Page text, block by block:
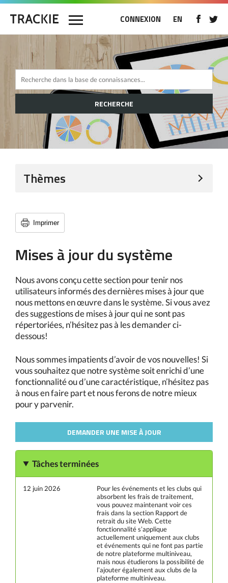
CONNEXION EN
RECHERCHE
Thèmes
Imprimer
Mises à jour du système
Nous avons conçu cette section pour tenir nos
utilisateurs informés des dernières mises à jour que
nous mettons en œuvre dans le système. Si vous avez
des suggestions de mises à jour qui ne sont pas
répertoriées, n’hésitez pas à les demander ci-
dessous!
Nous sommes impatients d’avoir de vos nouvelles! Si
vous souhaitez que notre système soit enrichi d’une
fonctionnalité ou d’une caractéristique, n’hésitez pas
à nous en faire part et nous ferons de notre mieux
pour y parvenir.
DEMANDER UNE MISE À JOUR
Tâches terminées
12 juin 2026
Pour les événements et les clubs qui
absorbent les frais de traitement,
vous pouvez maintenant voir ces
frais dans la section Rapport de
retrait du site Web. Cette
fonctionnalité s’applique
actuellement uniquement aux clubs
et événements qui ne font pas partie
de notre plateforme multiniveau,
mais nous étudierons la possibilité de
l’ajouter également aux clubs de la
plateforme multiniveau.